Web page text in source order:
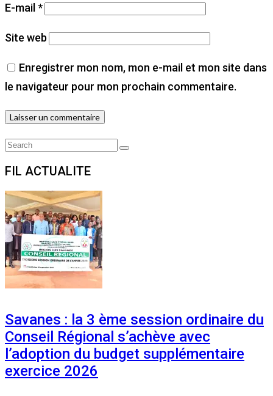
E-mail*
Site web
Enregistrer mon nom, mon e-mail et mon site dans
le navigateur pour mon prochain commentaire.
Search
Search
FIL ACTUALITE
Savanes : la 3 ème session ordinaire du
Conseil Régional s’achève avec
l’adoption du budget supplémentaire
exercice 2026